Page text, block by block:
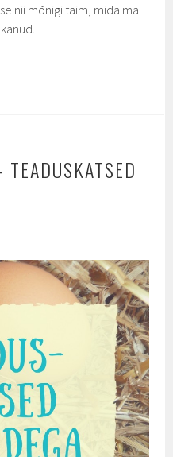
nii mõnigi taim, mida ma